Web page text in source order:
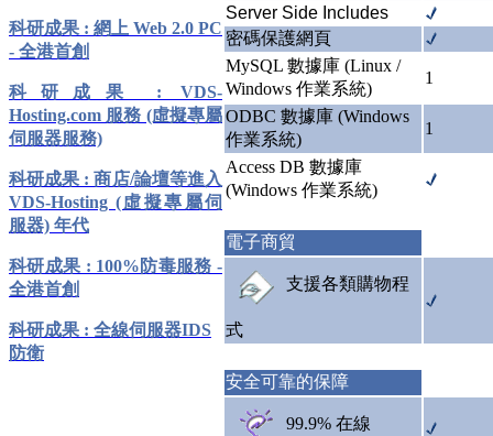
科研成果 : 網上 Web 2.0 PC
- 全港首創
科研成果 : VDS-
Hosting.com 服務 (虛擬專屬
伺服器服務)
科研成果 : 商店/論壇等進入
VDS-Hosting (虛擬專屬伺
服器) 年代
科研成果 : 100%防毒服務 -
全港首創
科研成果 : 全線伺服器IDS
防衛
Server Side Includes
密碼保護網頁
MySQL 數據庫 (Linux /
Windows 作業系統)
1
ODBC 數據庫 (Windows
作業系統)
1
Access DB 數據庫
(Windows 作業系統)
電子商貿
支援各類購物程
式
安全可靠的保障
99.9% 在線